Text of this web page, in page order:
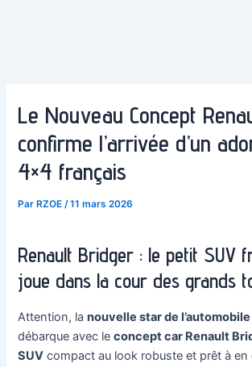
Le Nouveau Concept
confirme l’arrivée d’un
4×4 français
Par RZOE/11 mars 2026
Renault Bridger : le petit SUV
joue dans la cour des grands
Attention, lanouvelle star de
débarque avec leconcept car Renault
SUV compact au look robuste et prêt à en